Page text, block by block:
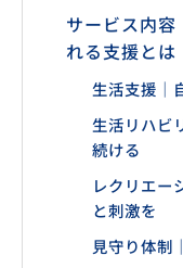
サービス内容
れる支援とは
生活支援｜
生活リハビ
続ける
レクリエー
と刺激を
見守り体制